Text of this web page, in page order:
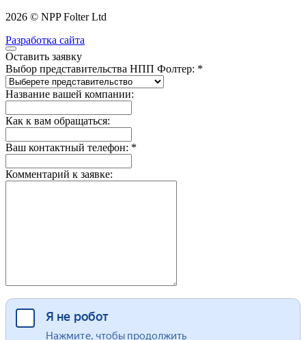
2026 © NPP Folter Ltd
Разработка сайта
Оставить заявку
Выбор представительства НПП Фолтер: *
Название вашей компании:
Как к вам обращаться:
Ваш контактный телефон: *
Комментарий к заявке: